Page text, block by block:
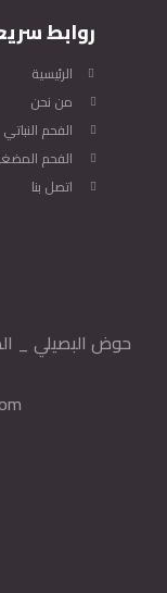
روابط
الرئيسية
من نحن
الفحم النباتي
الفحم
اتصل بنا
حوض البصيلي _